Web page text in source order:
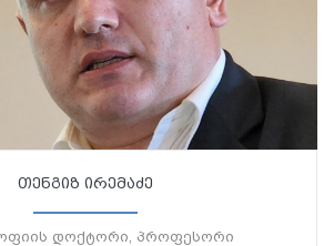
თენგიზ ირემაძე
დოქტორი, პროფესორი